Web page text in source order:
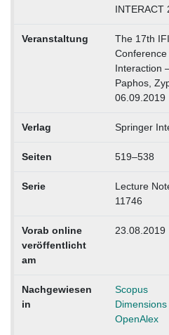
INTERACT
Veranstaltung
The 17th
Interaction
Paphos,
06.09.2019
Verlag Springer
Seiten 519–538
Serie
Lecture
11746
Vorab online
veröffentlicht
am
23.08.2019
Nachgewiesen
in
Scopus
Dimensions
OpenAlex